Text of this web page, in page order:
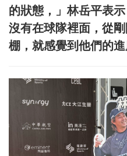
的狀態，」林岳平表
沒有在球隊裡面，從
棚，就感覺到他們的進